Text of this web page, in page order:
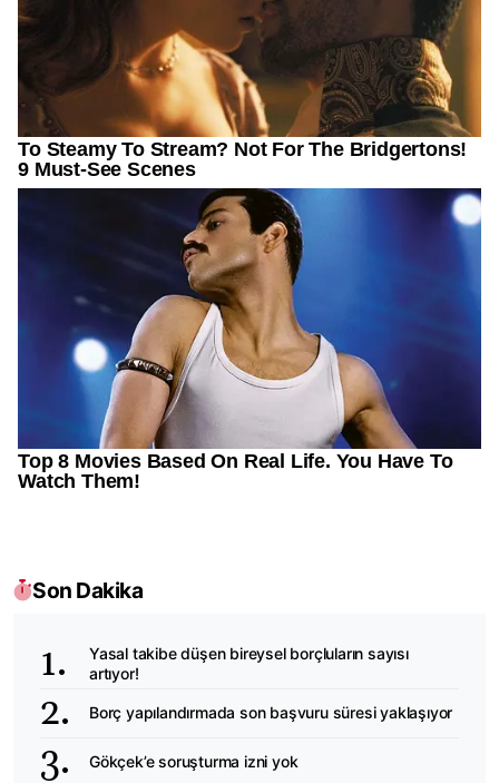
Son Dakika
Yasal takibe düşen bireysel borçluların sayısı
artıyor!
Borç yapılandırmada son başvuru süresi yaklaşıyor
Gökçek’e soruşturma izni yok